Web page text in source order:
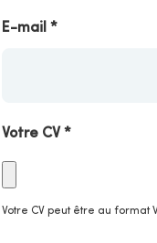
E-mail *
Votre CV *
Votre CV peut être au format